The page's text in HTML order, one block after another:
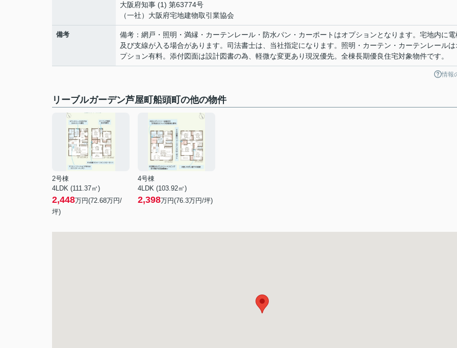
大阪府知事 (1) 第63774号
（一社）大阪府宅地建物取引業協会
備考
備考：網戸・照明・満縁・カーテンレール・防水パン・カーポートはオプションとなります。宅地内に電
及び支線が入る場合があります。司法書士は、当社指定になります。照明・カーテン・カーテンレールは
プション有料。添付図面は設計図書の為、軽微な変更あり現況優先。全棟長期優良住宅対象物件です。
情報
リーブルガーデン芦屋町船頭町の他の物件
2号棟
4LDK (111.37㎡)
2,448万円(72.68万円/
坪)
4号棟
4LDK (103.92㎡)
2,398万円(76.3万円/坪)